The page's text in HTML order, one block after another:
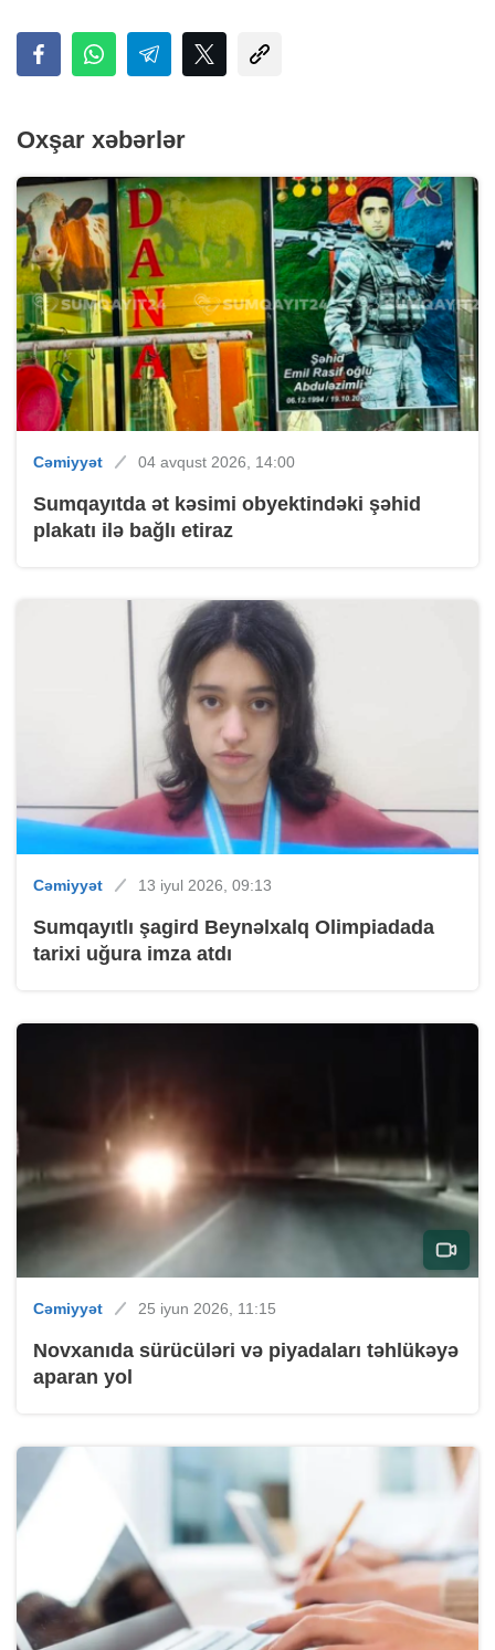
Oxşar xəbərlər
Cəmiyyət 04 avqust 2026, 14:00
Sumqayıtda ət kəsimi obyektindəki şəhid
plakatı ilə bağlı etiraz
Cəmiyyət 13 iyul 2026, 09:13
Sumqayıtlı şagird Beynəlxalq Olimpiadada
tarixi uğura imza atdı
Cəmiyyət 25 iyun 2026, 11:15
Novxanıda sürücüləri və piyadaları təhlükəyə
aparan yol